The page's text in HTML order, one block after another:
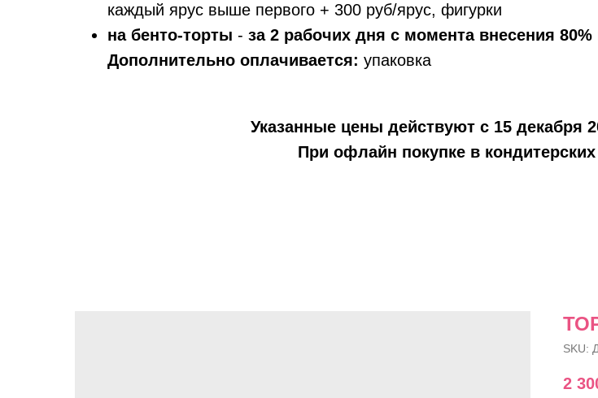
каждый ярус выше первого + 300 руб/ярус, фигурки
на бенто-торты - за 2 рабочих дня с момента внесения
Дополнительно оплачивается: упаковка
Указанные цены действуют с 15 декабря
При офлайн покупке в
SKU:
2